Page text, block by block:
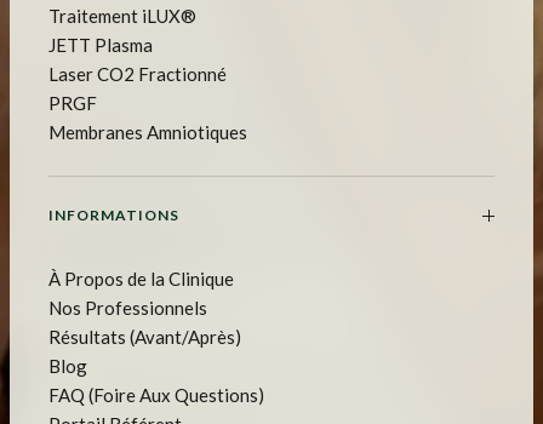
Traitement iLUX®
JETT Plasma
Laser CO2 Fractionné
PRGF
Membranes Amniotiques
INFORMATIONS
À Propos de la Clinique
Nos Professionnels
Résultats (Avant/Après)
Blog
FAQ (Foire Aux Questions)